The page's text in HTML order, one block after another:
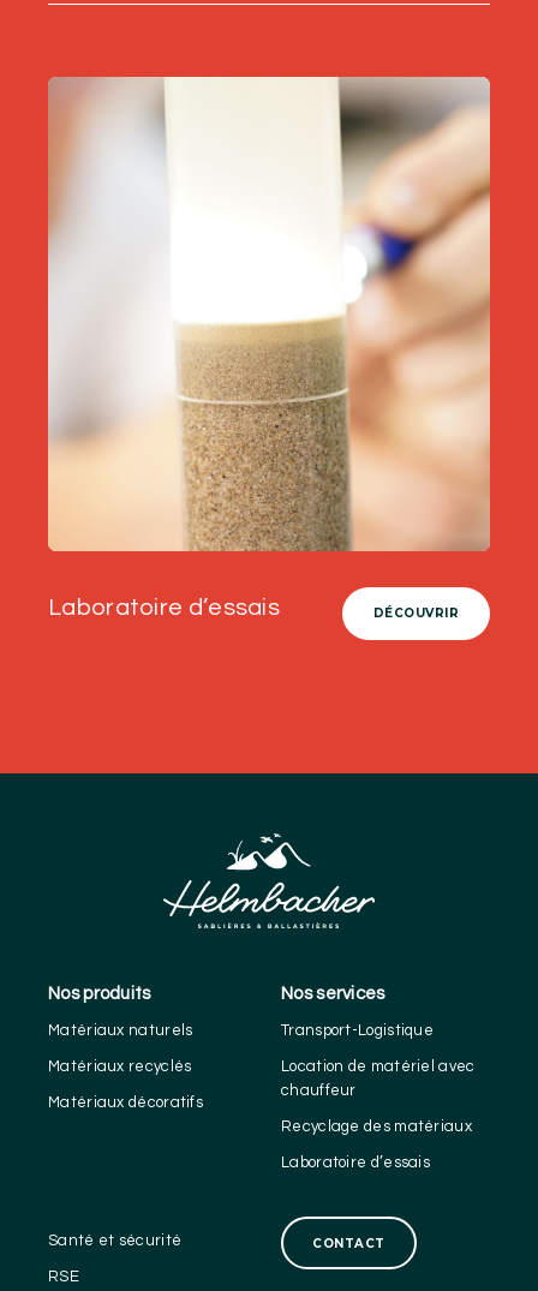
Laboratoire d’essais DÉCOUVRIR
Nos produits
Matériaux naturels
Matériaux recyclés
Matériaux décoratifs
Nos services
Transport-Logistique
Location de matériel avec
chauffeur
Recyclage des matériaux
Laboratoire d’essais
Santé et sécurité
RSE
CONTACT